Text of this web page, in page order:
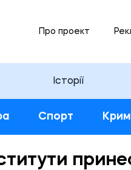
Про проект
Історії
Спорт